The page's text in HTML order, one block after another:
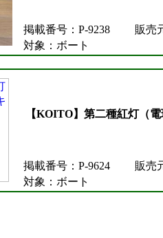
掲載番号：P-9238
販売
対象：ボート
【KOITO】第二種紅灯（
掲載番号：P-9624
販売
対象：ボート